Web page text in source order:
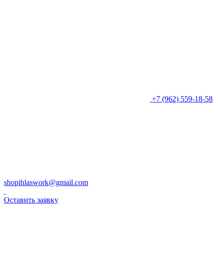
+7 (962) 559-18-58
shopihlaswork@gmail.com
Оставить заявку